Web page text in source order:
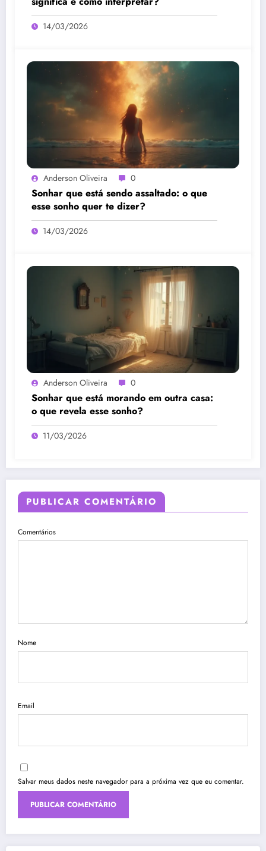
14/03/2026
Anderson Oliveira 0
Sonhar que está sendo assaltado: o que
esse sonho quer te dizer?
14/03/2026
Anderson Oliveira 0
Sonhar que está morando em outra casa:
o que revela esse sonho?
11/03/2026
PUBLICAR COMENTÁRIO
Comentários
Nome
Email
Salvar meus dados neste navegador para a próxima vez que eu comentar.